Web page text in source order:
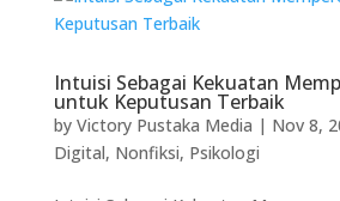
Intuisi Sebagai Kekuatan
untuk Keputusan Terbaik
by Victory Pustaka Media | Nov 8,
Digital, Nonfiksi, Psikologi